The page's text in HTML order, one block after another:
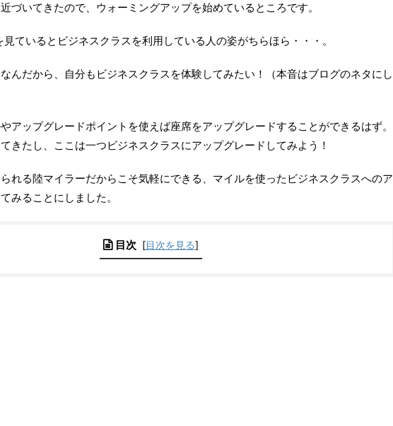
づいてきたので、ウォーミングアップを始めているところです。
ているとビジネスクラスを利用している人の姿がちらほら・・・。
んだから、自分もビジネスクラスを体験してみたい！（本音はブログのネタにし
アップグレードポイントを使えば座席をアップグレードすることができるはず。
きたし、ここは一つビジネスクラスにアップグレードしてみよう！
れる陸マイラーだからこそ気軽にできる、マイルを使ったビジネスクラスへのア
みることにしました。
目次 [目次を見る]